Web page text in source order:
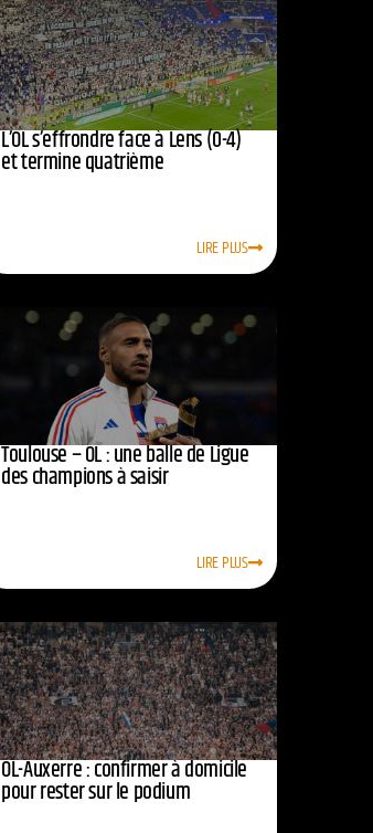
L’OL s’effrondre face à Lens (0-4)
et termine quatrième
LIRE PLUS
Toulouse – OL : une balle de Ligue
des champions à saisir
LIRE PLUS
OL-Auxerre : confirmer à domicile
pour rester sur le podium